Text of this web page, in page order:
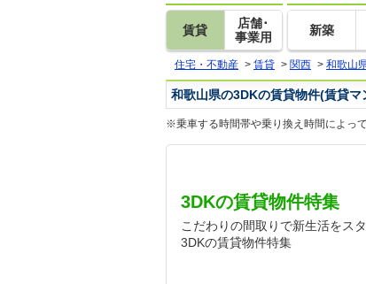
賃貸
店舗･
事業用
新築
住宅・不動産 > 賃貸 > 関西 > 和歌山
和歌山県の3DKの賃貸物件(賃貸
※乗車する時間帯や乗り換え時間によっ
3DKの賃貸物件特集
こだわりの間取りで新生活をスタ
3DKの賃貸物件特集